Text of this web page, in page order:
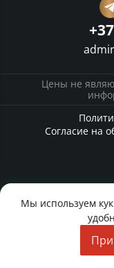
Цены не
Согласие на
Мы используем